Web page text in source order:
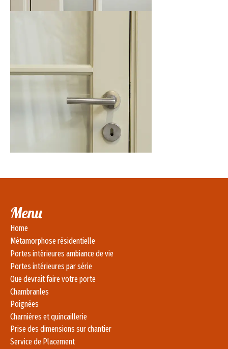
Menu
Home
Métamorphose résidentielle
Portes intérieures ambiance de vie
Portes intérieures par série
Que devrait faire votre porte
Chambranles
Poignées
Charnières et quincaillerie
Prise des dimensions sur chantier
Service de Placement